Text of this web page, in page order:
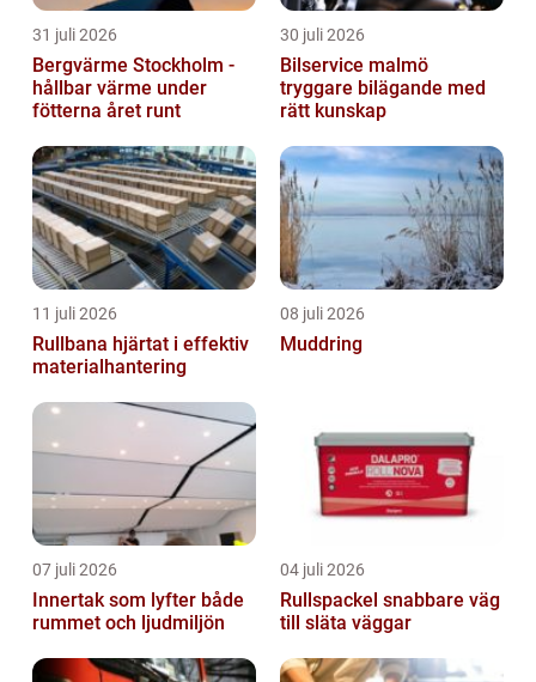
31 juli 2026
Bergvärme Stockholm -
hållbar värme under
fötterna året runt
30 juli 2026
Bilservice malmö
tryggare bilägande med
rätt kunskap
11 juli 2026
Rullbana hjärtat i effektiv
materialhantering
08 juli 2026
Muddring
07 juli 2026
Innertak som lyfter både
rummet och ljudmiljön
04 juli 2026
Rullspackel snabbare väg
till släta väggar